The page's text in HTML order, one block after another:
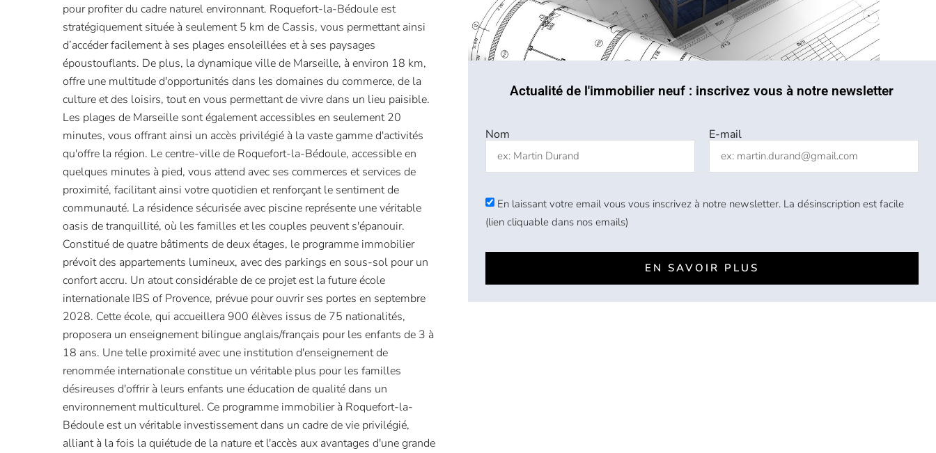
pour profiter du cadre naturel environnant. Roquefort-la-Bédoule est
stratégiquement située à seulement 5 km de Cassis, vous permettant ainsi
d’accéder facilement à ses plages ensoleillées et à ses paysages
époustouflants. De plus, la dynamique ville de Marseille, à environ 18 km,
offre une multitude d'opportunités dans les domaines du commerce, de la
culture et des loisirs, tout en vous permettant de vivre dans un lieu paisible.
Les plages de Marseille sont également accessibles en seulement 20
minutes, vous offrant ainsi un accès privilégié à la vaste gamme d'activités
qu'offre la région. Le centre-ville de Roquefort-la-Bédoule, accessible en
quelques minutes à pied, vous attend avec ses commerces et services de
proximité, facilitant ainsi votre quotidien et renforçant le sentiment de
communauté. La résidence sécurisée avec piscine représente une véritable
oasis de tranquillité, où les familles et les couples peuvent s'épanouir.
Constitué de quatre bâtiments de deux étages, le programme immobilier
prévoit des appartements lumineux, avec des parkings en sous-sol pour un
confort accru. Un atout considérable de ce projet est la future école
internationale IBS of Provence, prévue pour ouvrir ses portes en septembre
2028. Cette école, qui accueillera 900 élèves issus de 75 nationalités,
proposera un enseignement bilingue anglais/français pour les enfants de 3 à
18 ans. Une telle proximité avec une institution d'enseignement de
renommée internationale constitue un véritable plus pour les familles
désireuses d'offrir à leurs enfants une éducation de qualité dans un
environnement multiculturel. Ce programme immobilier à Roquefort-la-
Bédoule est un véritable investissement dans un cadre de vie privilégié,
alliant à la fois la quiétude de la nature et l'accès aux avantages d'une grande
Actualité de l'immobilier neuf : inscrivez vous à notre newsletter
Nom E-mail
En laissant votre email vous vous inscrivez à notre newsletter. La désinscription est facile
(lien cliquable dans nos emails)
EN SAVOIR PLUS